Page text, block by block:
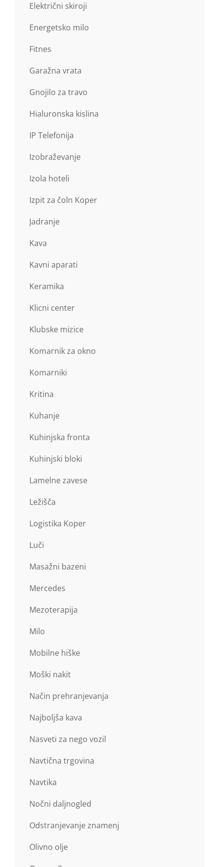
Električni skiroji
Energetsko milo
Fitnes
Garažna vrata
Gnojilo za travo
Hialuronska kislina
IP Telefonija
Izobraževanje
Izola hoteli
Izpit za čoln Koper
Jadranje
Kava
Kavni aparati
Keramika
Klicni center
Klubske mizice
Komarnik za okno
Komarniki
Kritina
Kuhanje
Kuhinjska fronta
Kuhinjski bloki
Lamelne zavese
Ležišča
Logistika Koper
Luči
Masažni bazeni
Mercedes
Mezoterapija
Milo
Mobilne hiške
Moški nakit
Način prehranjevanja
Najboljša kava
Nasveti za nego vozil
Navtična trgovina
Navtika
Nočni daljnogled
Odstranjevanje znamenj
Olivno olje